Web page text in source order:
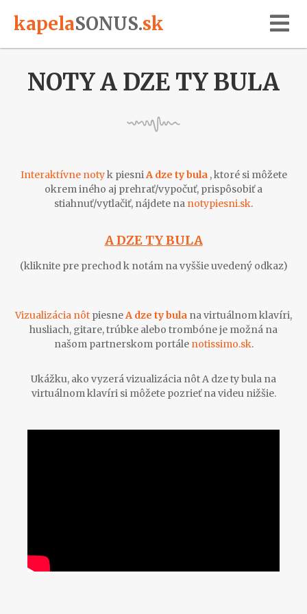
kapelaSONUS.sk
NOTY A DZE TY BULA
Interaktívne notyk piesniA dze ty bula , ktoré si môžete
okrem iného aj prehrať/vypočuť, prispôsobiť a
stiahnuť/vytlačiť, nájdete na notypiesni.sk.
A DZE TY BULA
(kliknite pre prechod k notám na vyššie uvedený odkaz)
Vizualizácia nôt piesneA dze ty bula na virtuálnom klavíri,
husliach, gitare, trúbke alebo trombóne je možná na
našom partnerskom portále notissimo.sk.
Ukážku, ako vyzerá vizualizácia nôt A dze ty bula na
virtuálnom klavíri si môžete pozrieť na videu nižšie.